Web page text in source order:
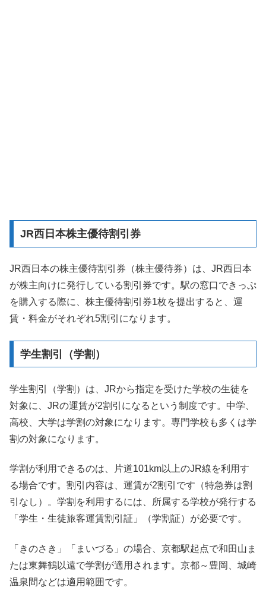
JR西日本株主優待割引券
JR西日本の株主優待割引券（株主優待券）は、JR西日本
が株主向けに発行している割引券です。駅の窓口できっぷ
を購入する際に、株主優待割引券1枚を提出すると、運
賃・料金がそれぞれ5割引になります。
学生割引（学割）
学生割引（学割）は、JRから指定を受けた学校の生徒を
対象に、JRの運賃が2割引になるという制度です。中学、
高校、大学は学割の対象になります。専門学校も多くは学
割の対象になります。
学割が利用できるのは、片道101km以上のJR線を利用す
る場合です。割引内容は、運賃が2割引です（特急券は割
引なし）。学割を利用するには、所属する学校が発行する
「学生・生徒旅客運賃割引証」（学割証）が必要です。
「きのさき」「まいづる」の場合、京都駅起点で和田山ま
たは東舞鶴以遠で学割が適用されます。京都～豊岡、城崎
温泉間などは適用範囲です。